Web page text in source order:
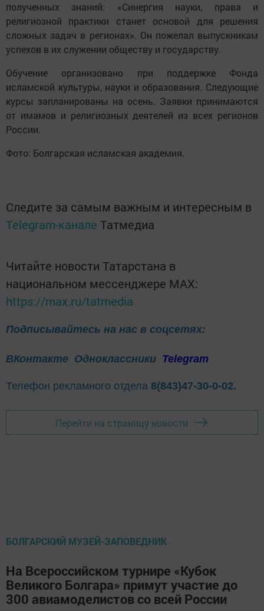
полученных знаний: «Синергия науки, права и
религиозной практики станет основой для решения
сложных задач в регионах». Он пожелал выпускникам
успехов в их служении обществу и государству.
Обучение организовано при поддержке Фонда
исламской культуры, науки и образования. Следующие
курсы запланированы на осень. Заявки принимаются
от имамов и религиозных деятелей из всех регионов
России.
Фото: Болгарская исламская академия.
Следите за самым важным и интересным в
Telegram-канале Татмедиа
Читайте новости Татарстана в
национальном мессенджере MАХ:
https://max.ru/tatmedia
Подписывайтесь на нас в соцсетях:
ВКонтакте Одноклассники Telegram
Телефон рекламного отдела 8(843)47-30-0-02.
Перейти на страницу новости
БОЛГАРСКИЙ МУЗЕЙ-ЗАПОВЕДНИК
На Всероссийском турнире «Кубок
Великого Болгара» примут участие до
300 авиамоделистов со всей России